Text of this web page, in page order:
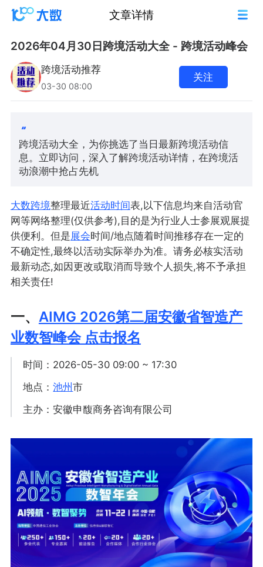
文章详情
2026年04月30日跨境活动大全 - 跨境活动峰会
跨境活动推荐
03-30 08:00
关注
跨境活动大全，为你挑选了当日最新跨境活动信
息。立即访问，深入了解跨境活动详情，在跨境活
动浪潮中抢占先机
大数跨境整理最近活动时间表,以下信息均来自活动官
网等网络整理(仅供参考),目的是为行业人士参展观展提
供便利。但是展会时间/地点随着时间推移存在一定的
不确定性,最终以活动实际举办为准。请务必核实活动
最新动态,如因更改或取消而导致个人损失,将不予承担
相关责任!
一、 AIMG 2026第二届安徽省智造产
业数智峰会 点击报名
时间：2026-05-30 09:00 ~ 17:30
地点：池州市
主办：安徽申馥商务咨询有限公司